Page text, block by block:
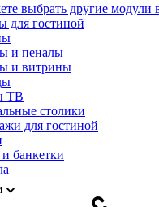
выбрать другие модули
для гостиной
и пеналы
и витрины
ТВ
столики
для гостиной
банкетки